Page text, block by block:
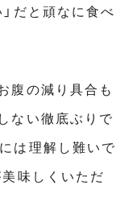
だと頑なに食べ
腹の減り具合も
ない徹底ぶりで
は理解し難いで
美味しくいただ